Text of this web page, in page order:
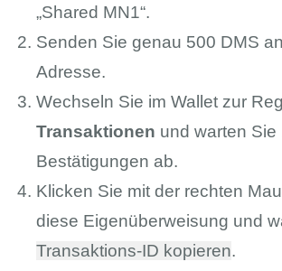
„Shared MN1“.
Senden Sie genau 500 DMS
Adresse.
Wechseln Sie im Wallet zur
Transaktionen und warten Sie
Bestätigungen ab.
Klicken Sie mit der rechten
diese Eigenüberweisung und
Transaktions-ID kopieren.